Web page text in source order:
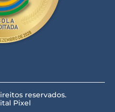
reservados.
Pixel